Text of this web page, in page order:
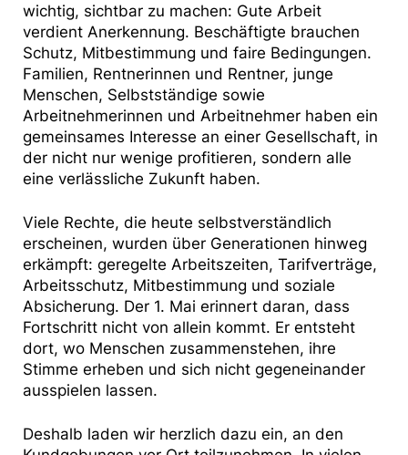
wichtig, sichtbar zu machen: Gute Arbeit
verdient Anerkennung. Beschäftigte brauchen
Schutz, Mitbestimmung und faire Bedingungen.
Familien, Rentnerinnen und Rentner, junge
Menschen, Selbstständige sowie
Arbeitnehmerinnen und Arbeitnehmer haben ein
gemeinsames Interesse an einer Gesellschaft, in
der nicht nur wenige profitieren, sondern alle
eine verlässliche Zukunft haben.
Viele Rechte, die heute selbstverständlich
erscheinen, wurden über Generationen hinweg
erkämpft: geregelte Arbeitszeiten, Tarifverträge,
Arbeitsschutz, Mitbestimmung und soziale
Absicherung. Der 1. Mai erinnert daran, dass
Fortschritt nicht von allein kommt. Er entsteht
dort, wo Menschen zusammenstehen, ihre
Stimme erheben und sich nicht gegeneinander
ausspielen lassen.
Deshalb laden wir herzlich dazu ein, an den